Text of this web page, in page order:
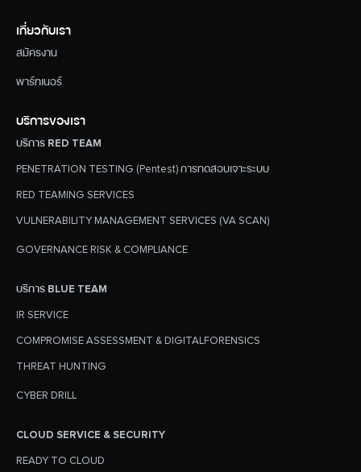
เกี่ยวกับเรา
สมัครงาน
พาร์ทเนอร์
บริการของเรา
บริการ RED TEAM
PENETRATION TESTING (Pentest) การทดสอบเจาะระบบ
RED TEAMING SERVICES
VULNERABILITY MANAGEMENT SERVICES (VA SCAN)
GOVERNANCE RISK & COMPLIANCE
บริการ BLUE TEAM
IR SERVICE
COMPROMISE ASSESSMENT & DIGITALFORENSICS
THREAT HUNTING
CYBER DRILL
CLOUD SERVICE & SECURITY
READY TO CLOUD